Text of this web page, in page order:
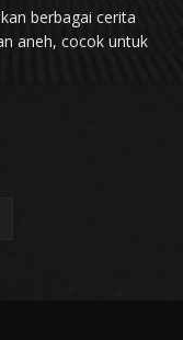
berbagai cerita
aneh, cocok untuk